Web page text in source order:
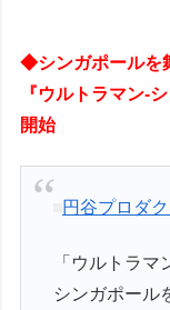
◆シンガポールを
『ウルトラマン-
開始
円谷プロダ
「ウルトラマ
シンガポール